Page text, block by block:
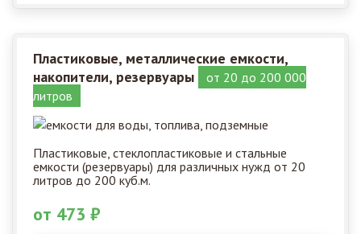
Пластиковые, металлические емкости,
накопители, резервуары
от 20 до 200 000
литров
Пластиковые, стеклопластиковые и стальные
емкости (резервуары) для различных нужд от 20
литров до 200 куб.м.
от 473 ₽